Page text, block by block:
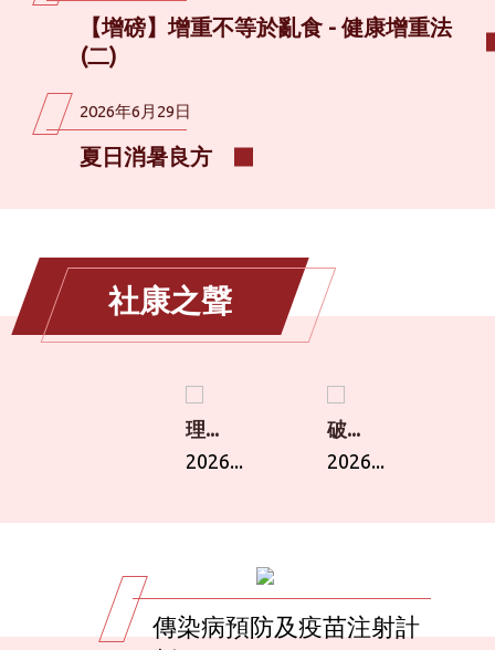
【增磅】增重不等於亂食 - 健康增重法
(二)
2026年6月29日
夏日消暑良方
社康之聲
理...
2026...
破...
2026...
傳染病預防及疫苗注射計